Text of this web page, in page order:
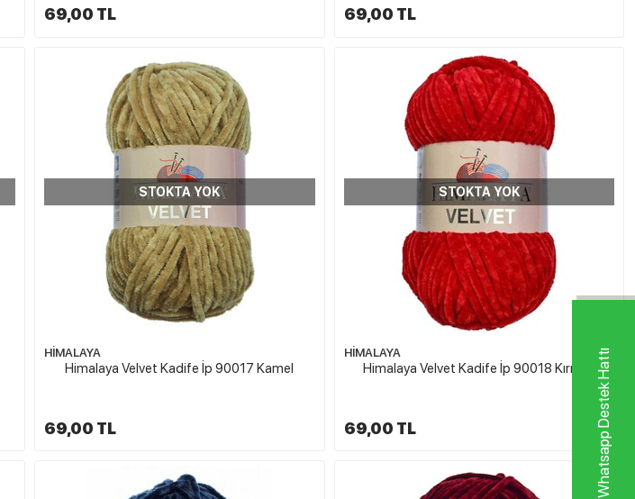
Whatsapp Destek Hattı
69,00 TL 69,00 TL
STOKTA YOK
HİMALAYA
Himalaya Velvet Kadife İp 90017 Kamel
69,00 TL
STOKTA YOK
HİMALAYA
Himalaya Velvet Kadife İp 90018 Kırmızı
69,00 TL